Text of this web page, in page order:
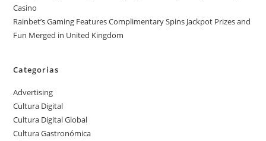
Casino
Rainbet’s Gaming Features Complimentary Spins Jackpot Prizes and
Fun Merged in United Kingdom
Categorias
Advertising
Cultura Digital
Cultura Digital Global
Cultura Gastronómica